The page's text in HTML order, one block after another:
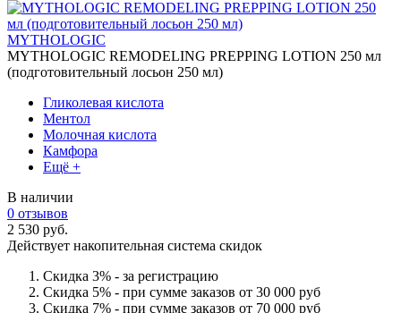
MYTHOLOGIC
MYTHOLOGIC REMODELING PREPPING LOTION 250 мл
(подготовительный лосьон 250 мл)
Гликолевая кислота
Ментол
Молочная кислота
Камфора
Ещё +
В наличии
0 отзывов
2 530 руб.
Действует накопительная система скидок
Скидка 3% - за регистрацию
Скидка 5% - при сумме заказов от 30 000 руб
Скидка 7% - при сумме заказов от 70 000 руб